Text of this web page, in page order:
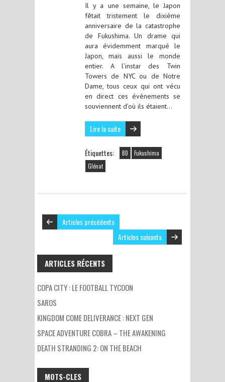
Il y a une semaine, le Japon
fêtait tristement le dixième
anniversaire de la catastrophe
de Fukushima. Un drame qui
aura évidemment marqué le
Japon, mais aussi le monde
entier. A l’instar des Twin
Towers de NYC ou de Notre
Dame, tous ceux qui ont vécu
en direct ces évènements se
souviennent d’où ils étaient…
Lire la suite
Étiquettes: BD
Fukushima
Glénat
Articles précédents
Articles suivants
ARTICLES RÉCENTS
COPA CITY : LE FOOTBALL TYCOON
SAROS
KINGDOM COME DELIVERANCE : NEXT GEN
SPACE ADVENTURE COBRA – THE AWAKENING
DEATH STRANDING 2: ON THE BEACH
MOTS-CLES